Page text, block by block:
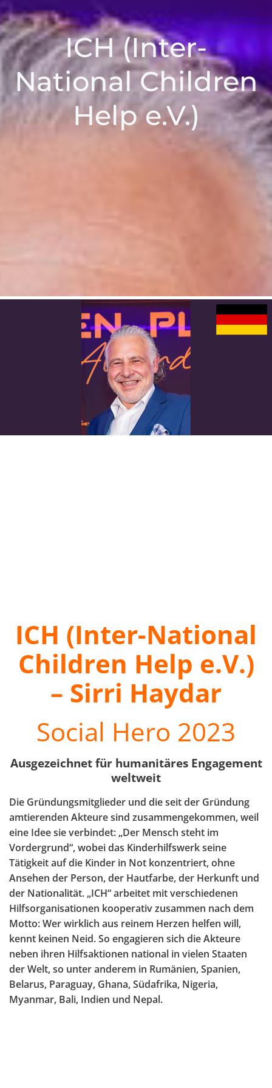
ICH (Inter-
National Children
Help e.V.)
ICH (Inter-National
Children Help e.V.)
– Sirri Haydar
Social Hero 2023
Ausgezeichnet für humanitäres Engagement
weltweit
Die Gründungsmitglieder und die seit der Gründung
amtierenden Akteure sind zusammengekommen, weil
eine Idee sie verbindet: „Der Mensch steht im
Vordergrund“, wobei das Kinderhilfswerk seine
Tätigkeit auf die Kinder in Not konzentriert, ohne
Ansehen der Person, der Hautfarbe, der Herkunft und
der Nationalität. „ICH“ arbeitet mit verschiedenen
Hilfsorganisationen kooperativ zusammen nach dem
Motto: Wer wirklich aus reinem Herzen helfen will,
kennt keinen Neid. So engagieren sich die Akteure
neben ihren Hilfsaktionen national in vielen Staaten
der Welt, so unter anderem in Rumänien, Spanien,
Belarus, Paraguay, Ghana, Südafrika, Nigeria,
Myanmar, Bali, Indien und Nepal.